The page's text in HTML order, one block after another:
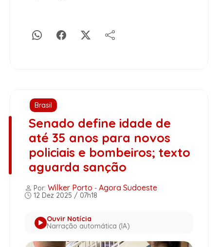
Brasil
Senado define idade de
até 35 anos para novos
policiais e bombeiros; texto
aguarda sanção
Por: Wilker Porto - Agora Sudoeste
12 Dez 2025 / 07h18
Ouvir Notícia
Narração automática (IA)